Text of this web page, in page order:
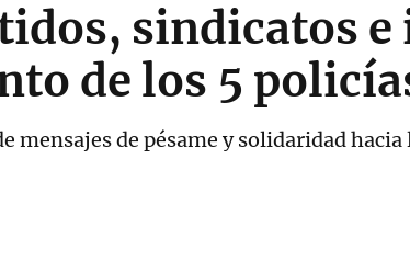
sindicatos
de los 5
mensajes de pésame y solidaridad